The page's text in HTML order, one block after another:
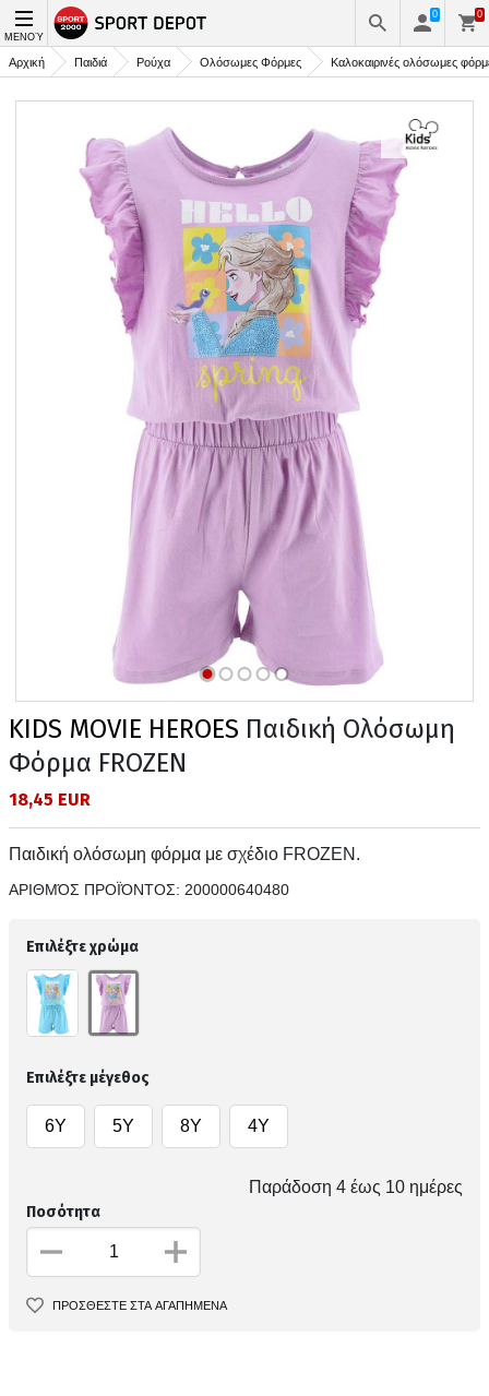
ΜΕΝΟΎ
0 0
Αρχική Παιδιά Ρούχα Ολόσωμες Φόρμες Καλοκαιρινές ολόσωμες
KIDS MOVIE HEROES Παιδική Ολόσωμη
Φόρμα FROZEN
18,45 EUR
Παιδική ολόσωμη φόρμα με σχέδιο FROZEN.
ΑΡΙΘΜΌΣ ΠΡΟΪΌΝΤΟΣ: 200000640480
Επιλέξτε χρώμα
Επιλέξτε μέγεθος
6Y 5Y 8Y 4Y
Παράδοση 4 έως 10 ημέρες
Ποσότητα
ΠΡΟΣΘΕΣΤΕ ΣΤΑ ΑΓΑΠΗΜΕΝΑ